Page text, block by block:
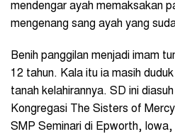
mendengar ayah memaksakan
mengenang sang ayah yang
Benih panggilan menjadi imam
12 tahun. Kala itu ia masih
tanah kelahirannya. SD ini
Kongregasi The Sisters of
SMP Seminari di Epworth,